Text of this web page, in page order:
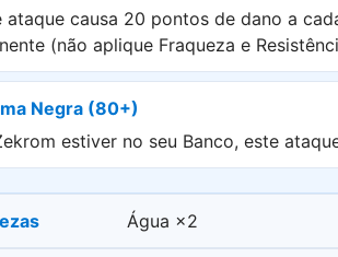
ataque causa 20 pontos de dano a
(não aplique Fraqueza e
Negra (80+)
estiver no seu Banco, este
Água ×2